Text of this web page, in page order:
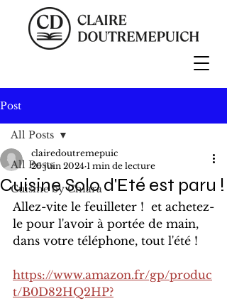
Post
All Posts
Cuisine by Chiara
All Posts
Cuisine Solo d'Eté est paru !
clairedoutremepuic
26 juin 2024 1 min de lecture
Allez-vite le feuilleter !  et achetez-
le pour l'avoir à portée de main,
dans votre téléphone, tout l'été !
https://www.amazon.fr/gp/produc
t/B0D82HQ2HP?